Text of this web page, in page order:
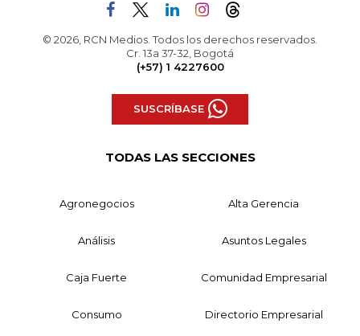
© 2026, RCN Medios. Todos los derechos reservados.
Cr. 13a 37-32, Bogotá
(+57) 1 4227600
SUSCRÍBASE
TODAS LAS SECCIONES
Agronegocios Alta Gerencia
Análisis Asuntos Legales
Caja Fuerte Comunidad Empresarial
Consumo Directorio Empresarial